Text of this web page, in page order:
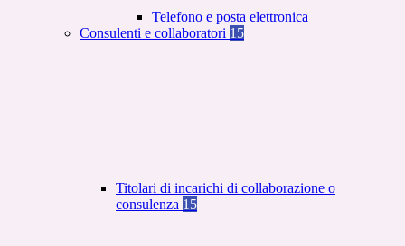
Telefono e posta elettronica
Consulenti e collaboratori 15
Titolari di incarichi di collaborazione o
consulenza 15